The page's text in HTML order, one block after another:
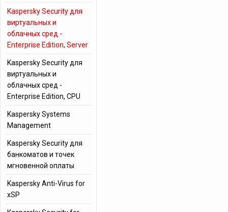
Kaspersky Security для
виртуальных и
облачных сред -
Enterprise Edition, Server
Kaspersky Security для
виртуальных и
облачных сред -
Enterprise Edition, CPU
Kaspersky Systems
Management
Kaspersky Security для
банкоматов и точек
мгновенной оплаты
Kaspersky Anti-Virus for
xSP